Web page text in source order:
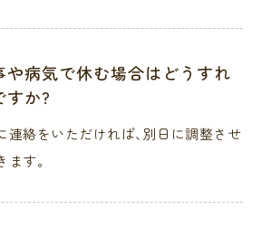
や病気で休む場合はどうすれ
すか?
連絡をいただければ､別日に調整させ
ます｡